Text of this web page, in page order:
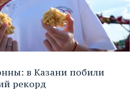
в Казани побили
рекорд